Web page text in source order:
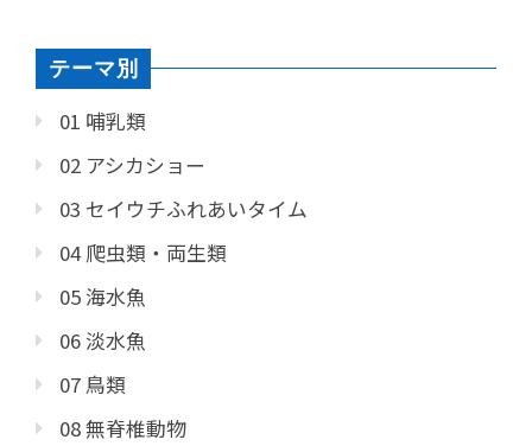
テーマ別
01 哺乳類
02 アシカショー
03 セイウチふれあいタイム
04 爬虫類・両生類
05 海水魚
06 淡水魚
07 鳥類
08 無脊椎動物